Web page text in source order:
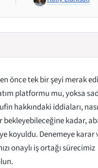
önce tek bir şeyi merak
platformu mu, yoksa
hakkındaki iddiaları,
bekleyebileceğine kadar,
koyuldu. Denemeye karar
onaylı iş ortağı sürecimiz